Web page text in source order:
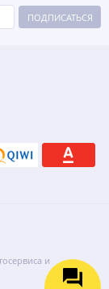
ПОДПИСАТЬСЯ
и